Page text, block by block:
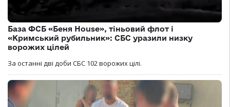
База ФСБ «Беня House», тіньовий флот і
«Кримський рубильник»: СБС уразили низку
ворожих цілей
За останні дві доби СБС 102 ворожих цілі.